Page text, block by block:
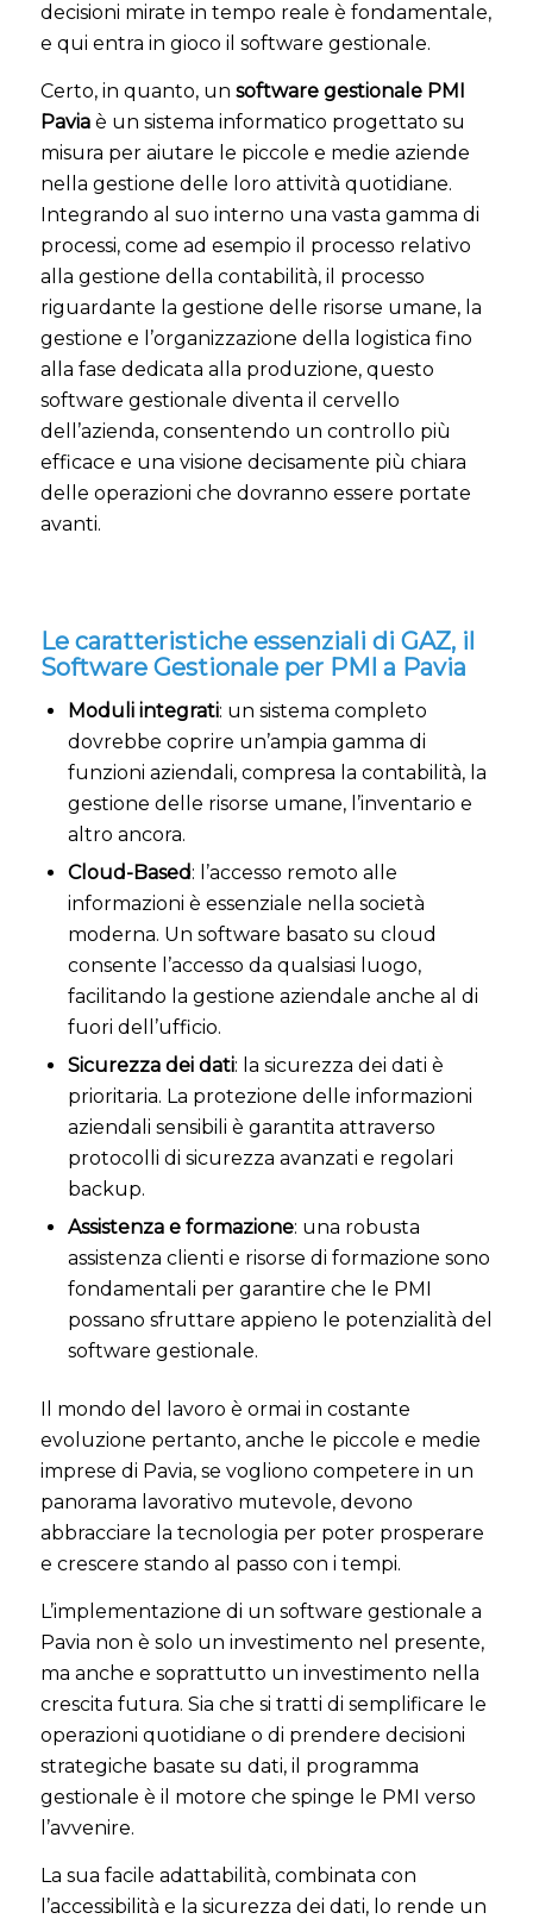
decisioni mirate in tempo reale è fondamentale,
e qui entra in gioco il software gestionale.
Certo, in quanto, un software gestionale PMI
Pavia è un sistema informatico progettato su
misura per aiutare le piccole e medie aziende
nella gestione delle loro attività quotidiane.
Integrando al suo interno una vasta gamma di
processi, come ad esempio il processo relativo
alla gestione della contabilità, il processo
riguardante la gestione delle risorse umane, la
gestione e l’organizzazione della logistica fino
alla fase dedicata alla produzione, questo
software gestionale diventa il cervello
dell’azienda, consentendo un controllo più
efficace e una visione decisamente più chiara
delle operazioni che dovranno essere portate
avanti.
Le caratteristiche essenziali di GAZ, il
Software Gestionale per PMI a Pavia
Moduli integrati: un sistema completo
dovrebbe coprire un’ampia gamma di
funzioni aziendali, compresa la contabilità, la
gestione delle risorse umane, l’inventario e
altro ancora.
Cloud-Based: l’accesso remoto alle
informazioni è essenziale nella società
moderna. Un software basato su cloud
consente l’accesso da qualsiasi luogo,
facilitando la gestione aziendale anche al di
fuori dell’ufficio.
Sicurezza dei dati: la sicurezza dei dati è
prioritaria. La protezione delle informazioni
aziendali sensibili è garantita attraverso
protocolli di sicurezza avanzati e regolari
backup.
Assistenza e formazione: una robusta
assistenza clienti e risorse di formazione sono
fondamentali per garantire che le PMI
possano sfruttare appieno le potenzialità del
software gestionale.
Il mondo del lavoro è ormai in costante
evoluzione pertanto, anche le piccole e medie
imprese di Pavia, se vogliono competere in un
panorama lavorativo mutevole, devono
abbracciare la tecnologia per poter prosperare
e crescere stando al passo con i tempi.
L’implementazione di un software gestionale a
Pavia non è solo un investimento nel presente,
ma anche e soprattutto un investimento nella
crescita futura. Sia che si tratti di semplificare le
operazioni quotidiane o di prendere decisioni
strategiche basate su dati, il programma
gestionale è il motore che spinge le PMI verso
l’avvenire.
La sua facile adattabilità, combinata con
l’accessibilità e la sicurezza dei dati, lo rende un